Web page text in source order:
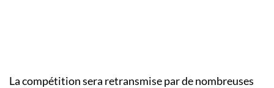
La compétition sera retransmise par de nombreuses